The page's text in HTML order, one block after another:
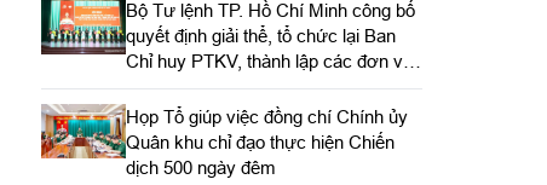
Bộ Tư lệnh TP. Hồ Chí Minh công bố
quyết định giải thể, tổ chức lại Ban
Chỉ huy PTKV, thành lập các đơn vị
trực thuộc
Họp Tổ giúp việc đồng chí Chính ủy
Quân khu chỉ đạo thực hiện Chiến
dịch 500 ngày đêm